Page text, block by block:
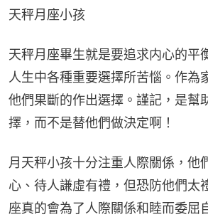
天秤月座小孩
天秤月座畢生就是要追求内心的平
人生中各種重要選擇所苦惱。作為
他們果斷的作出選擇。謹記，是幫
擇，而不是替他們做決定啊！
月天秤小孩十分注重人際關係，他
心、待人謙虛有禮，但恐防他們太
座真的會為了人際關係和睦而委屈